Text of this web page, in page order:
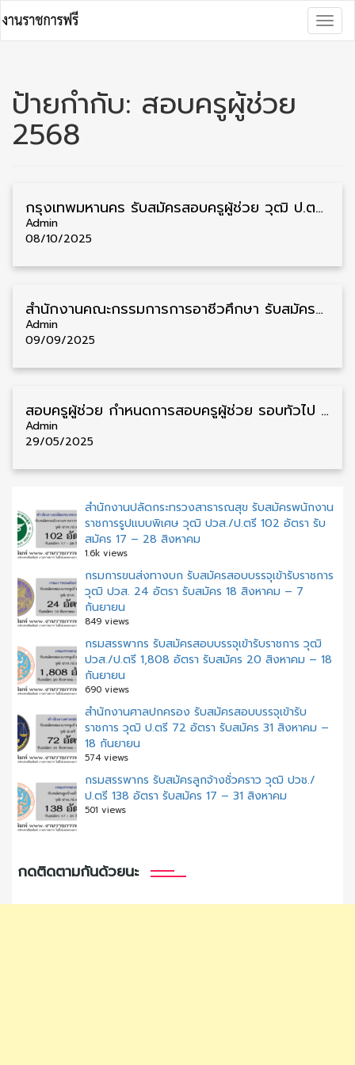
to
content
ป้ายกำกับ: สอบครูผู้ช่วย
2568
กรุงเทพมหานคร รับสมัครสอบครูผู้ช่วย วุฒิ ป.ตรี 230 อัตรา รับสมัคร 16 – 22 ตุลาคม
Admin
08/10/2025
สํานักงานคณะกรรมการการอาชีวศึกษา รับสมัครสอบครูผู้ช่วยอาชีวศึกษา 51 กลุ่มวิชา 249 อัตรา รับสมัคร 22 – 29 กันยายน
Admin
09/09/2025
สอบครูผู้ช่วย กำหนดการสอบครูผู้ช่วย รอบทั่วไป สังกัด สพฐ. ปี 2568 รับสมัคร 9 – 15 กรกฎาคม
Admin
29/05/2025
สำนักงานปลัดกระทรวงสาธารณสุข รับสมัครพนักงาน
ราชการรูปแบบพิเศษ วุฒิ ปวส./ป.ตรี 102 อัตรา รับ
สมัคร 17 – 28 สิงหาคม
1.6k views
กรมการขนส่งทางบก รับสมัครสอบบรรจุเข้ารับราชการ
วุฒิ ปวส. 24 อัตรา รับสมัคร 18 สิงหาคม – 7
กันยายน
849 views
กรมสรรพากร รับสมัครสอบบรรจุเข้ารับราชการ วุฒิ
ปวส./ป.ตรี 1,808 อัตรา รับสมัคร 20 สิงหาคม – 18
กันยายน
690 views
สํานักงานศาลปกครอง รับสมัครสอบบรรจุเข้ารับ
ราชการ วุฒิ ป.ตรี 72 อัตรา รับสมัคร 31 สิงหาคม –
18 กันยายน
574 views
กรมสรรพากร รับสมัครลูกจ้างชั่วคราว วุฒิ ปวช./
ป.ตรี 138 อัตรา รับสมัคร 17 – 31 สิงหาคม
501 views
กดติดตามกันด้วยนะ